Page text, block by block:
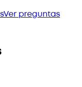
Ver preguntas